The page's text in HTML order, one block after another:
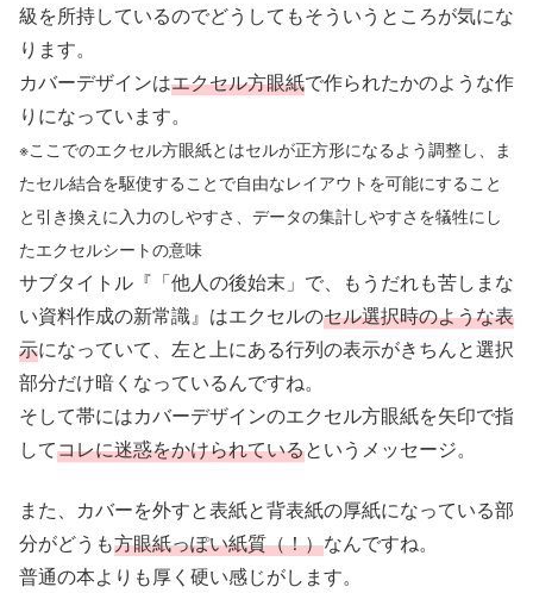
級を所持しているのでどうしてもそういうところが気にな
ります。
カバーデザインはエクセル方眼紙で作られたかのような作
りになっています。
※ここでのエクセル方眼紙とはセルが正方形になるよう調整し、ま
たセル結合を駆使することで自由なレイアウトを可能にすること
と引き換えに入力のしやすさ、データの集計しやすさを犠牲にし
たエクセルシートの意味
サブタイトル『「他人の後始末」で、もうだれも苦しまな
い資料作成の新常識』はエクセルのセル選択時のような表
示になっていて、左と上にある行列の表示がきちんと選択
部分だけ暗くなっているんですね。
そして帯にはカバーデザインのエクセル方眼紙を矢印で指
してコレに迷惑をかけられているというメッセージ。
また、カバーを外すと表紙と背表紙の厚紙になっている部
分がどうも方眼紙っぽい紙質（！）なんですね。
普通の本よりも厚く硬い感じがします。